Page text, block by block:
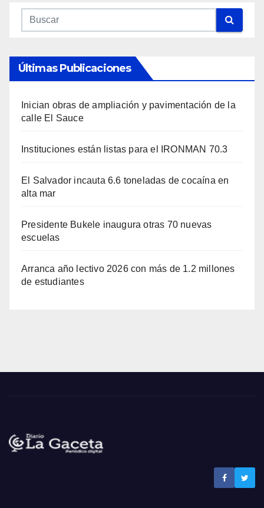
Últimas Publicaciones
Inician obras de ampliación y pavimentación de la
calle El Sauce
Instituciones están listas para el IRONMAN 70.3
El Salvador incauta 6.6 toneladas de cocaína en
alta mar
Presidente Bukele inaugura otras 70 nuevas
escuelas
Arranca año lectivo 2026 con más de 1.2 millones
de estudiantes